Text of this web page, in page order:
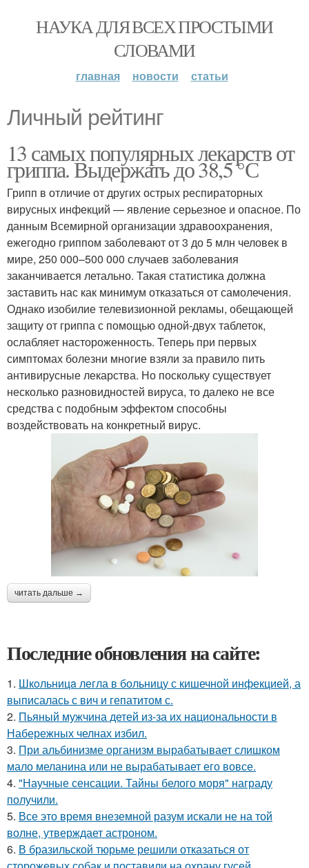
НАУКА ДЛЯ ВСЕХ ПРОСТЫМИ
СЛОВАМИ
главная новости статьи
Личный рейтинг
13 самых популярных лекарств от
гриппа. Выдержать до 38,5 °С
Грипп в отличие от других острых респираторных
вирусных инфекций — явление серьезное и опасное. По
данным Всемирной организации здравоохранения,
ежегодно гриппом заболевают от 3 до 5 млн человек в
мире, 250 000–500 000 случаев заболевания
заканчивается летально. Такая статистика должна
заставить нас как минимум отказаться от самолечения.
Однако изобилие телевизионной рекламы, обещающей
защиту от гриппа с помощью одной-двух таблеток,
ослабляет настороженность. Теперь при первых
симптомах болезни многие взяли за правило пить
антивирусные лекарства. Но поскольку существует
несколько разновидностей вируса, то далеко не все
средства с подобным эффектом способны
воздействовать на конкретный вирус.
читать дальше →
Последние обновления на сайте:
1. Шкoльницa легла в больницу с кишечной инфекцией, а
выписалась с вич и гепатитом с.
2. Пьяный мужчина детей из-за их национальности в
Набережных челнах избил.
3. При альбинизме организм вырабатывает слишком
мало меланина или не вырабатывает его вовсе.
4. "Научные сенсации. Тайны белого моря" награду
получили.
5. Все это время внеземной разум искали не на той
волне, утверждает астроном.
6. В бразильской тюрьме решили отказаться от